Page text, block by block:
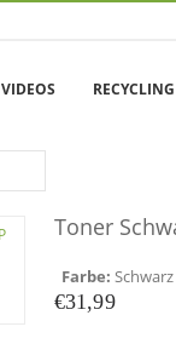
VIDEOS RECYCLING
Toner
Farbe:
€31,99